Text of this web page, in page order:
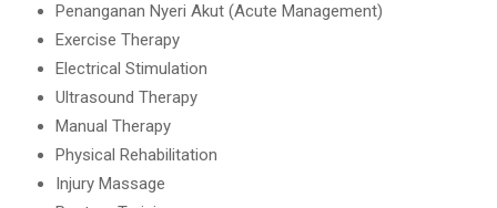
Penanganan Nyeri Akut (Acute Management)
Exercise Therapy
Electrical Stimulation
Ultrasound Therapy
Manual Therapy
Physical Rehabilitation
Injury Massage